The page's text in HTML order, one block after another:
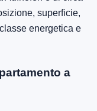
superficie,
energetica e
a